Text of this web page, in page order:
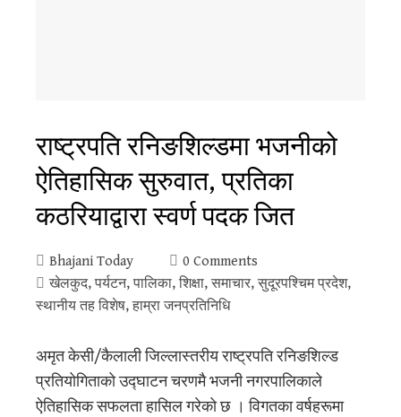
राष्ट्रपति रनिङशिल्डमा भजनीको
ऐतिहासिक सुरुवात, प्रतिका
कठरियाद्वारा स्वर्ण पदक जित
Bhajani Today
0 Comments
खेलकुद, पर्यटन, पालिका, शिक्षा, समाचार, सुदूरपश्‍चिम प्रदेश,
स्थानीय तह विशेष, हाम्रा जनप्रतिनिधि
अमृत केसी/कैलाली जिल्लास्तरीय राष्ट्रपति रनिङशिल्ड
प्रतियोगिताको उद्घाटन चरणमै भजनी नगरपालिकाले
ऐतिहासिक सफलता हासिल गरेको छ । विगतका वर्षहरूमा